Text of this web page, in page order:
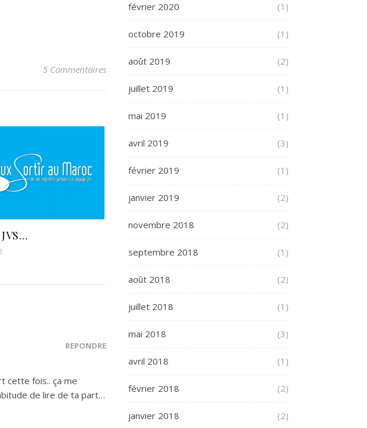
5 Commentaires
RÉPONDRE
cette fois.. ça me
de lire de ta part…
février 2020 (1)
octobre 2019 (1)
août 2019 (2)
juillet 2019 (1)
mai 2019 (1)
avril 2019 (3)
février 2019 (1)
janvier 2019 (2)
novembre 2018 (2)
septembre 2018 (1)
août 2018 (2)
juillet 2018 (1)
mai 2018 (3)
avril 2018 (1)
février 2018 (2)
janvier 2018 (2)